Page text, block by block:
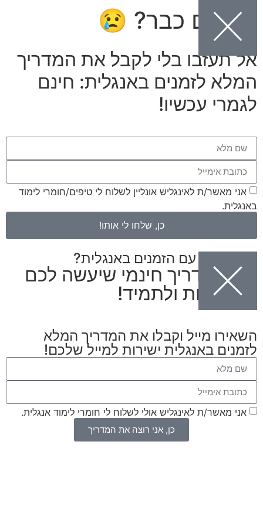
הולכים כבר? 😢
אל תעזבו בלי לקבל את המדריך
המלא לזמנים באנגלית: חינם
לגמרי עכשיו!
אני מאשר/ת לאינגליש אונליין לשלוח לי טיפים/חומרי לימוד
באנגלית.
כן, שלחו לי אותו!
מסתבכים עם הזמנים באנגלית?
יש לי מדריך חינמי שיעשה לכם
סדר אחת ולתמיד!
השאירו מייל וקבלו את המדריך המלא
לזמנים באנגלית ישירות למייל שלכם!
אני מאשר/ת לאינגליש אולי לשלוח לי חומרי לימוד אנגלית.
כן, אני רוצה את המדריך